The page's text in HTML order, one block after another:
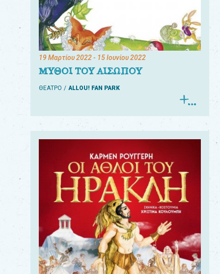
19 Μαρτίου 2022- 15 Ιουνίου 2022
ΜΥΘΟΙ ΤΟΥ ΑΙΣΩΠΟΥ
ΘΕΑΤΡΟ ALLOU! FAN PARK